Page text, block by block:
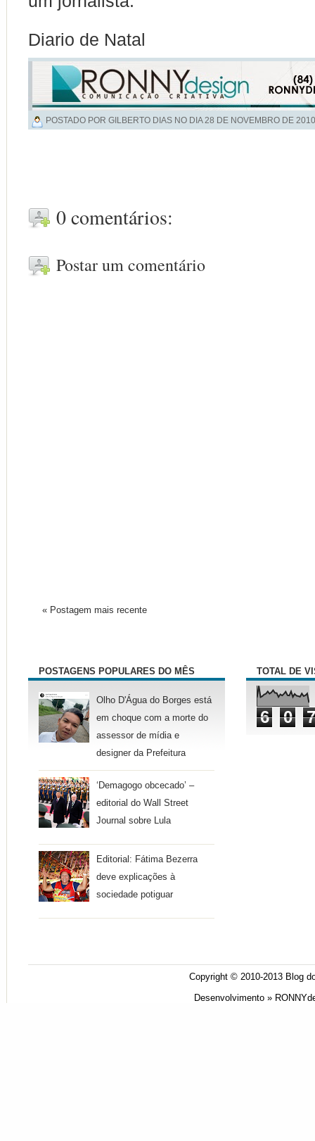
Diario de Natal
POSTADO POR GILBERTO DIAS NO DIA 28 DE NOVEMBRO DE 2010
0 comentários:
Postar um comentário
« Postagem mais recente
POSTAGENS POPULARES DO MÊS
Olho D'Água do Borges está
em choque com a morte do
assessor de mídia e
designer da Prefeitura
‘Demagogo obcecado’ –
editorial do Wall Street
Journal sobre Lula
Editorial: Fátima Bezerra
deve explicações à
sociedade potiguar
TOTAL DE
6 0 7
Copyright © 2010-2013 Blog
Desenvolvimento »